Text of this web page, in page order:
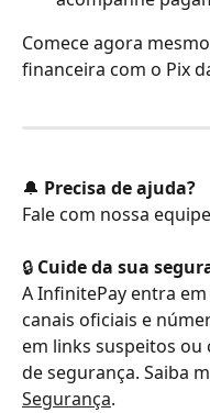
Comece agora
financeira com o Pix
🔔 Precisa de ajuda?
Fale com nossa
🔒 Cuide da sua
A InfinitePay entra
canais oficiais e
em links suspeitos ou
de segurança. Saiba
Segurança.